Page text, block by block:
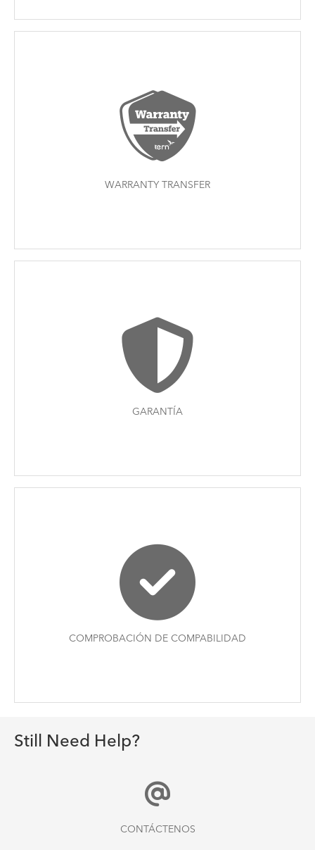
WARRANTY TRANSFER
GARANTÍA
COMPROBACIÓN DE COMPABILIDAD
Still Need Help?
CONTÁCTENOS